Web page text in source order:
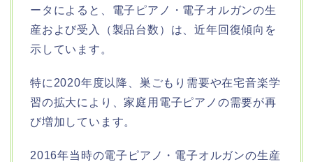
ータによると、電子ピアノ・電子オルガンの生
産および受入（製品台数）は、近年回復傾向を
示しています。
特に2020年度以降、巣ごもり需要や在宅音楽学
習の拡大により、家庭用電子ピアノの需要が再
び増加しています。
2016年当時の電子ピアノ・電子オルガンの生産